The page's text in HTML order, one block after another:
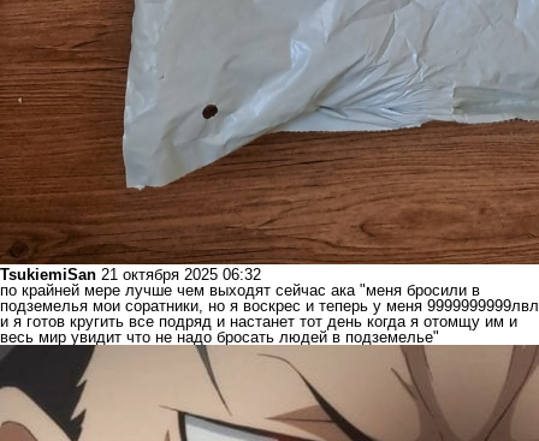
TsukiemiSan 21 октября 2025 06:32
по крайней мере лучше чем выходят сейчас ака "меня бросили в
подземелья мои соратники, но я воскрес и теперь у меня 9999999999лвл
и я готов кругить все подряд и настанет тот день когда я отомщу им и
весь мир увидит что не надо бросать людей в подземелье"